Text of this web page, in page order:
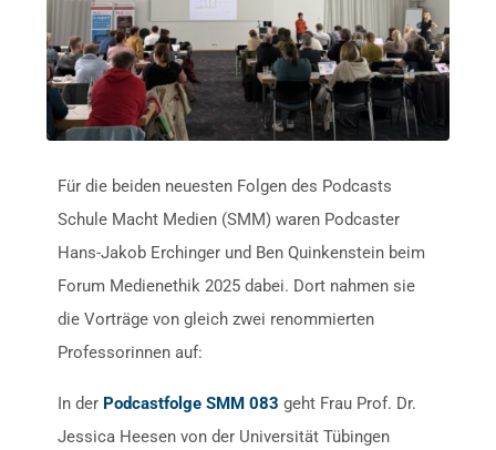
Für die beiden neuesten Folgen des Podcasts
Schule Macht Medien (SMM) waren Podcaster
Hans-Jakob Erchinger und Ben Quinkenstein beim
Forum Medienethik 2025 dabei. Dort nahmen sie
die Vorträge von gleich zwei renommierten
Professorinnen auf:
In der Podcastfolge SMM 083 geht Frau Prof. Dr.
Jessica Heesen von der Universität Tübingen